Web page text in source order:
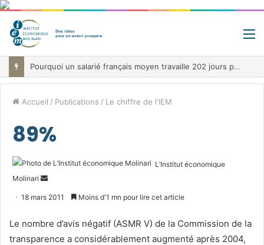
Pourquoi un salarié français moyen travaille 202 jours par an pour financer impôts et cotisations, un record dans toute l’Union européenne
Accueil / Publications / Le chiffre de l'IEM
89%
L’Institut économique
Molinari
Envoyer
18 mars 2011 Moins d'1 mn pour lire cet article
Le nombre d’avis négatif (ASMR V) de la Commission de la
transparence a considérablement augmenté après 2004,